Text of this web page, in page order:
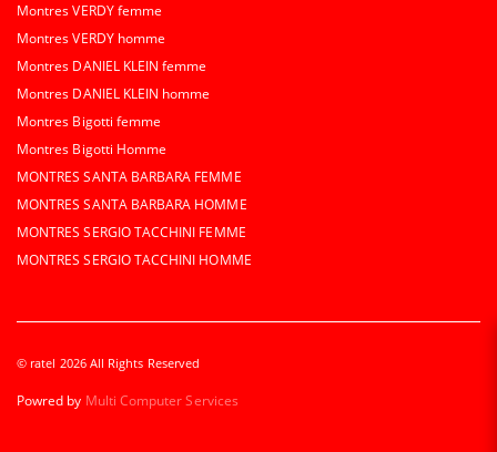
Montres VERDY femme
Montres VERDY homme
Montres DANIEL KLEIN femme
Montres DANIEL KLEIN homme
Montres Bigotti femme
Montres Bigotti Homme
MONTRES SANTA BARBARA FEMME
MONTRES SANTA BARBARA HOMME
MONTRES SERGIO TACCHINI FEMME
MONTRES SERGIO TACCHINI HOMME
© ratel 2026 All Rights Reserved
Powred by Multi Computer Services